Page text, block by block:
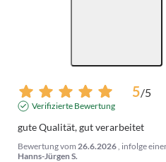
5/5
Verifizierte Bewertung
gute Qualität, gut verarbeitet
Bewertung vom 26.6.2026 , infolge
Hanns-Jürgen S.